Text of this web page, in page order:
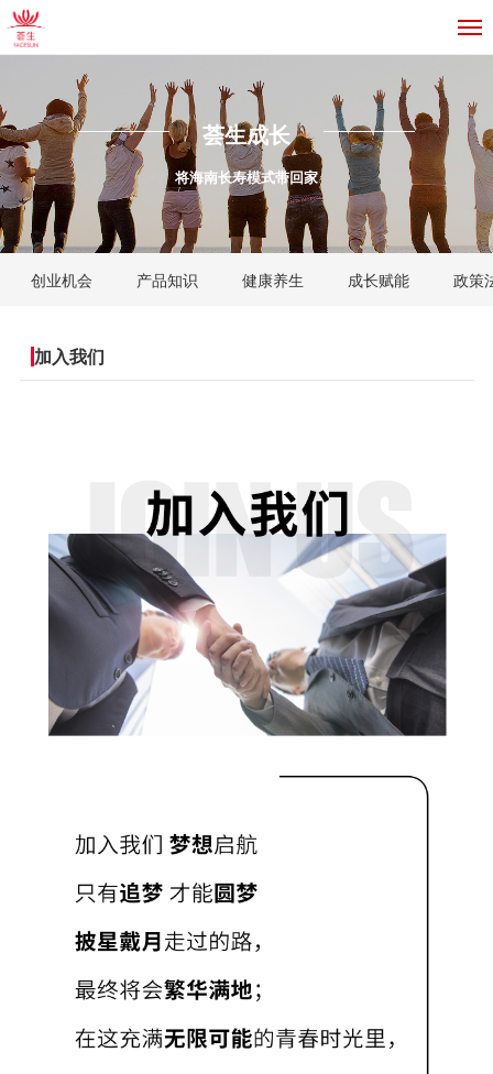
荟生成长
将海南长寿模式带回家
创业机会 产品知识 健康养生 成长赋能 政策
加入我们